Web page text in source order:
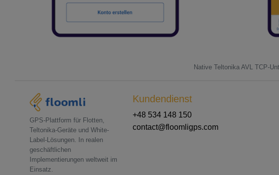
Native Teltonika AVL TCP-
GPS-Plattform für Flotten,
Teltonika-Geräte und White-
Label-Lösungen. In realen
geschäftlichen
Implementierungen weltweit im
Einsatz.
Kundendienst
+48 534 148 150
contact@floomligps.com